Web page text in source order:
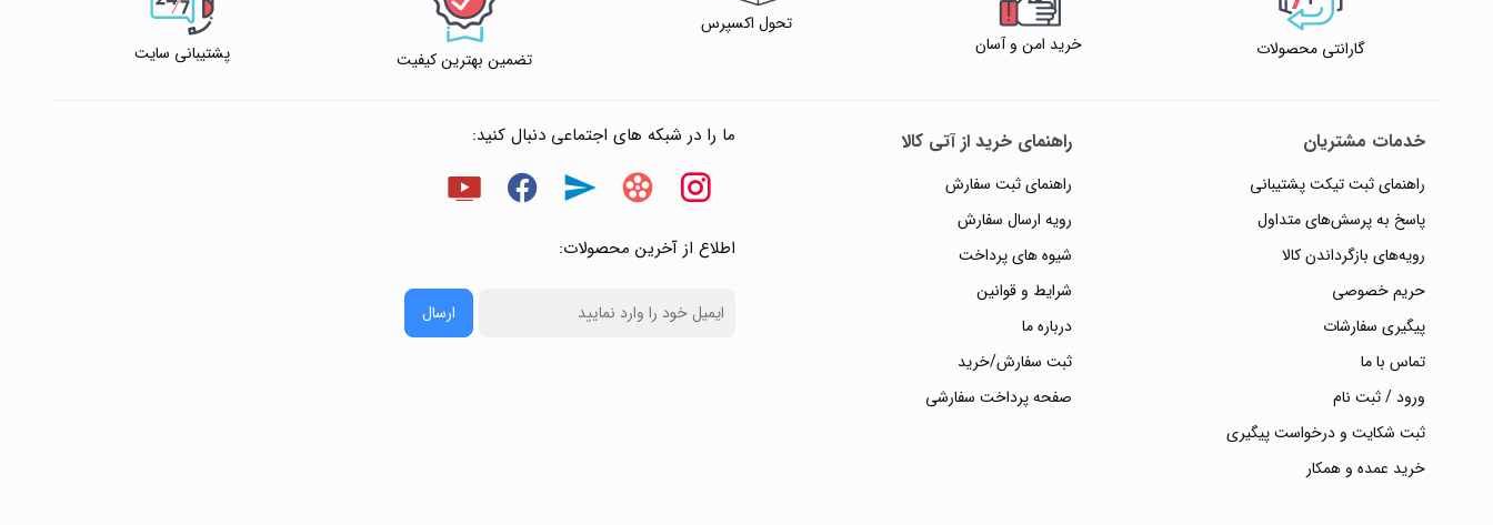
گارانتی محصولات خرید امن و آسان
تحول اکسپرس
تضمین بهترین کیفیت
پشتیبانی سایت
خدمات مشتریان
راهنمای ثبت تیکت پشتیبانی
پاسخ به پرسش‌های متداول
رویه‌های بازگرداندن کالا
حریم خصوصی
پیگیری سفارشات
تماس با ما
ورود / ثبت نام
ثبت شکایت و درخواست پیگیری
خرید عمده و همکار
راهنمای خرید از آتی کالا
راهنمای ثبت سفارش
رویه ارسال سفارش
شیوه های پرداخت
شرایط و قوانین
درباره ما
ثبت سفارش/خرید
صفحه پرداخت سفارشی
ما را در شبکه های اجتماعی دنبال کنید:
اطلاع از آخرین محصولات:
ارسال